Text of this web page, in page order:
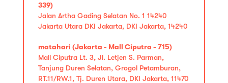
339)
Jalan Artha Gading Selatan No. 1 14240
Jakarta Utara DKI Jakarta, DKI Jakarta, 14240
matahari (Jakarta - Mall Ciputra - 715)
Mall Ciputra Lt. 3, Jl. Letjen S. Parman,
Tanjung Duren Selatan, Grogol Petamburan,
RT.11/RW.1, Tj. Duren Utara, DKI Jakarta, 11470